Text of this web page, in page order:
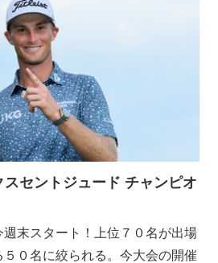
セントジュード チャンピオ
末スタート！上位７０名が出場
５０名に絞られる。今大会の開催